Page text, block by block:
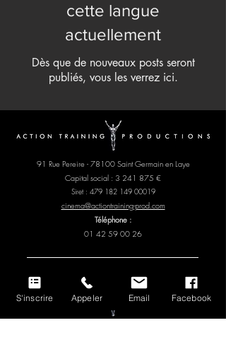
cette langue
actuellement
Dès que de nouveaux posts seront
publiés, vous les verrez ici.
91 Rue Pereire - 78100 Saint Germain en Laye
Capital social : 3 241 875 €
Siret : 479 182 149 00019
cinema@actiontraining-prod.com
Téléphone :
01 42 59 00 26
S'inscrire Appeler Email Facebook